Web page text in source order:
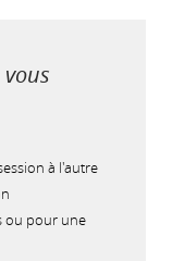
à l'autre
ou pour une